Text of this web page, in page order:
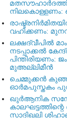
നിലകൊള്ളണം:
വഹിക്കണം:
ലക്ഷദ്വീപില്‍
നടപ്പാക്കല്‍
മുഅല്ലിമീന്‍
ചെമ്മുക്കന്‍
ഓര്‍മപുസ്തകം
ഖുര്‍ആനിക
സാദിഖലി